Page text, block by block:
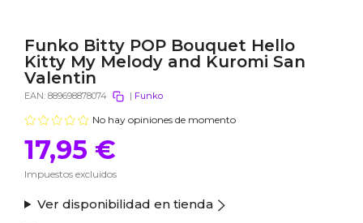
Funko Bitty POP Bouquet Hello
Kitty My Melody and Kuromi San
Valentin
EAN: 889698878074 | Funko
No hay opiniones de momento
17,95 €
Impuestos excluidos
Ver disponibilidad en tienda